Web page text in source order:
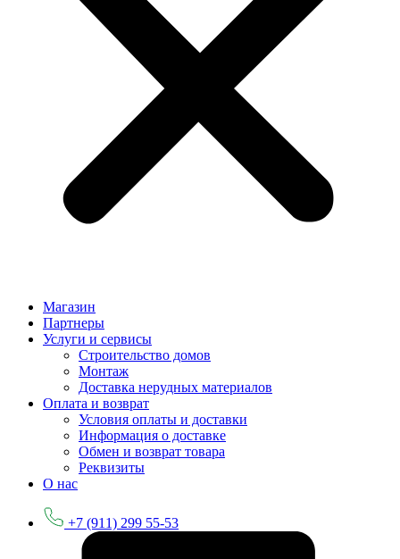
Магазин
Партнеры
Услуги и сервисы
Строительство домов
Монтаж
Доставка нерудных материалов
Оплата и возврат
Условия оплаты и доставки
Информация о доставке
Обмен и возврат товара
Реквизиты
О нас
+7 (911) 299 55-53